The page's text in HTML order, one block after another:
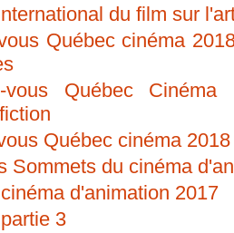
du film sur
Québec cinéma
vous Québec
Québec cinéma
Sommets du cinéma
d'animation 2017
3